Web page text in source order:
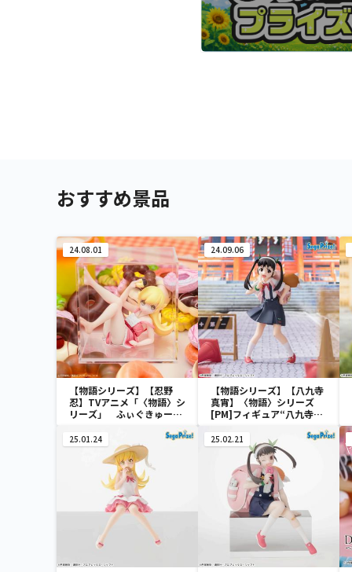
おすすめ景品
24.08.01
【物語シリーズ】【忍野
忍】TVアニメ「〈物語〉シ
リーズ」 ふぃぐきゅーぶ
24.09.06
【物語シリーズ】【八九寺
真宵】〈物語〉シリーズ
[PM]フィギュア“八九寺真
25.01.24 25.02.21